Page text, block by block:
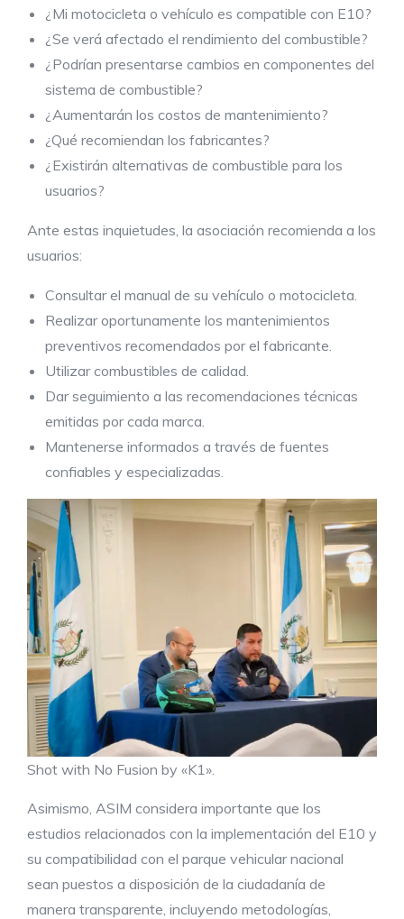
¿Mi motocicleta o vehículo es compatible con E10?
¿Se verá afectado el rendimiento del combustible?
¿Podrían presentarse cambios en componentes del
sistema de combustible?
¿Aumentarán los costos de mantenimiento?
¿Qué recomiendan los fabricantes?
¿Existirán alternativas de combustible para los
usuarios?
Ante estas inquietudes, la asociación recomienda a los
usuarios:
Consultar el manual de su vehículo o motocicleta.
Realizar oportunamente los mantenimientos
preventivos recomendados por el fabricante.
Utilizar combustibles de calidad.
Dar seguimiento a las recomendaciones técnicas
emitidas por cada marca.
Mantenerse informados a través de fuentes
confiables y especializadas.
Shot with No Fusion by «K1».
Asimismo, ASIM considera importante que los
estudios relacionados con la implementación del E10 y
su compatibilidad con el parque vehicular nacional
sean puestos a disposición de la ciudadanía de
manera transparente, incluyendo metodologías,